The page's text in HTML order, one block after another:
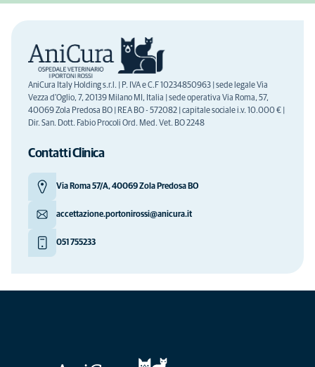
AniCura Italy Holding s.r.l. | P. IVA e C.F 10234850963 | sede legale Via
Vezza d'Oglio, 7, 20139 Milano MI, Italia | sede operativa Via Roma, 57,
40069 Zola Predosa BO | REA BO - 572082 | capitale sociale i.v. 10.000 € |
Dir. San. Dott. Fabio Procoli Ord. Med. Vet. BO 2248
Contatti Clinica
Via Roma 57/A, 40069 Zola Predosa BO
accettazione.portonirossi@anicura.it
051 755233